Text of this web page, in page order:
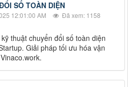
SỐ TOÀN DIỆN
12:01:00 AM
Đã xem: 1158
thuật chuyển đổi số toàn diện
Giải pháp tối ưu hóa vận